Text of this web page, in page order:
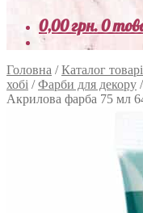
0,00грн.0
Головна /Каталог
хобі /Фарби для декору /
Акрилова фарба 75 мл